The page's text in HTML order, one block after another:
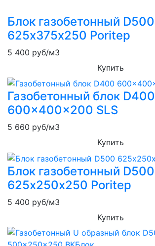
Блок газобетонный D500
625х375х250 Poritep
5 400 руб/м3
Купить
Газобетонный блок D400
600x400x200 SLS
5 660 руб/м3
Купить
Блок газобетонный D500
625х250х250 Poritep
5 400 руб/м3
Купить